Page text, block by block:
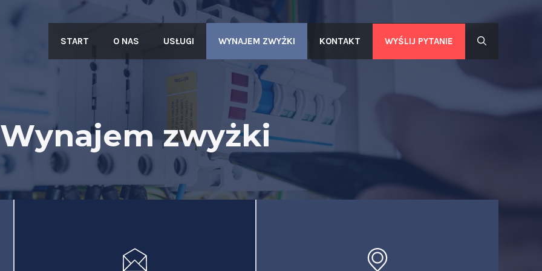
START O NAS USŁUGI WYNAJEM ZWYŻKI KONTAKT WYŚLIJ PYTANIE
Wynajem zwyżki